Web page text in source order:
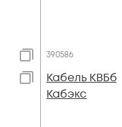
390586
Кабель
Кабэкс